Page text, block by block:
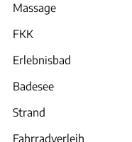
Massage
FKK
Erlebnisbad
Badesee
Strand
Fahrradverleih